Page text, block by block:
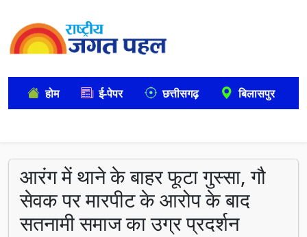
होम ई-पेपर छत्तीसगढ़ बिलासपुर
आरंग में थाने के बाहर फूटा गुस्सा, गौ
सेवक पर मारपीट के आरोप के बाद
सतनामी समाज का उग्र प्रदर्शन